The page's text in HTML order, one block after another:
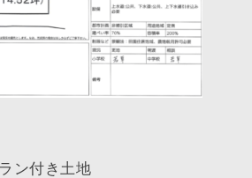
ン付き土地